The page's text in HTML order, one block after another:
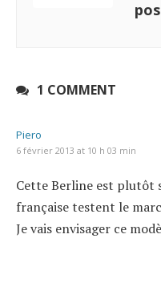
1 COMMENT
Piero
6 février 2013 at 10 h 03 min
Cette Berline est plutôt
française testent le
Je vais envisager ce